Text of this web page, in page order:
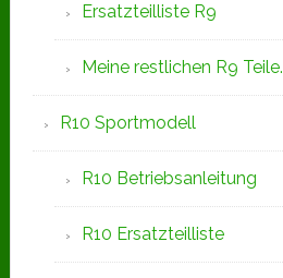
Ersatzteilliste R9
Meine restlichen R9 Teile.
R10 Sportmodell
R10 Betriebsanleitung
R10 Ersatzteilliste